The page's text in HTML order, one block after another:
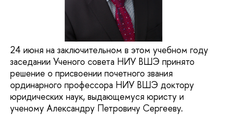
24 июня на заключительном в этом учебном году
заседании Ученого совета НИУ ВШЭ принято
решение о присвоении почетного звания
ординарного профессора НИУ ВШЭ доктору
юридических наук, выдающемуся юристу и
ученому Александру Петровичу Сергееву.